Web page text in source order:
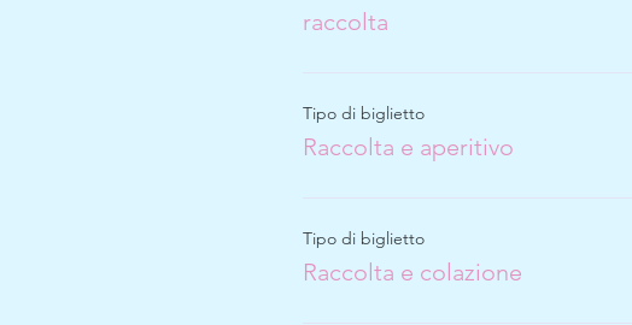
raccolta
Tipo di biglietto
Raccolta e aperitivo
Tipo di biglietto
Raccolta e colazione